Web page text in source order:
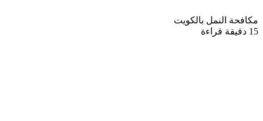
مكافحة النمل بالكويت
15 دقيقة قراءة